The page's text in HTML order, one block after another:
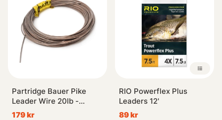
Partridge Bauer Pike
Leader Wire 20lb -
Brown
179 kr
RIO Powerflex Plus
Leaders 12'
89 kr